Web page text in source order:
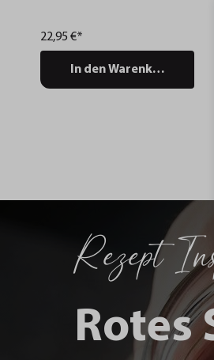
22,95 €*
In den Warenkorb
Rezept
Rotes